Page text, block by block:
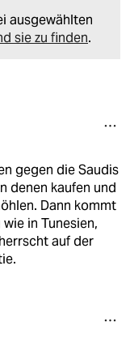
ausgewählten
sie zu finden.
gegen die Saudis
denen kaufen und
Dann kommt
in Tunesien,
auf der